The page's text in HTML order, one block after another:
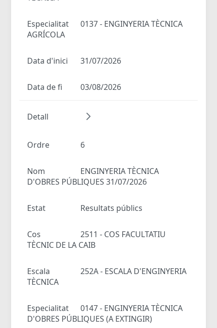
Especialitat
0137 - ENGINYERIA TÈCNICA
AGRÍCOLA
Data d'inici 31/07/2026
Data de fi 03/08/2026
Detall
Ordre 6
Nom
ENGINYERIA TÈCNICA
D'OBRES PÚBLIQUES 31/07/2026
Estat Resultats públics
Cos
2511 - COS FACULTATIU
TÈCNIC DE LA CAIB
Escala
252A - ESCALA D'ENGINYERIA
TÈCNICA
Especialitat
0147 - ENGINYERIA TÈCNICA
D'OBRES PÚBLIQUES (A EXTINGIR)